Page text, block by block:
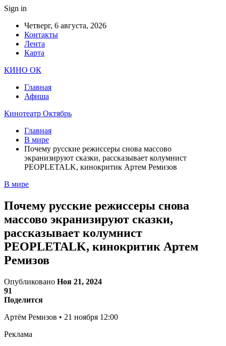
Sign in
Четверг, 6 августа, 2026
Контакты
Лента
Карта
КИНО ОК
Главная
Афиша
Кинотеатр Октябрь
Главная
В мире
Почему русские режиссеры снова массово
экранизируют сказки, рассказывает колумнист
PEOPLETALK, кинокритик Артем Ремизов
В мире
Почему русские режиссеры снова
массово экранизируют сказки,
рассказывает колумнист
PEOPLETALK, кинокритик Артем
Ремизов
Опубликовано Ноя 21, 2024
91
Поделится
Артём Ремизов • 21 ноября 12:00
Реклама